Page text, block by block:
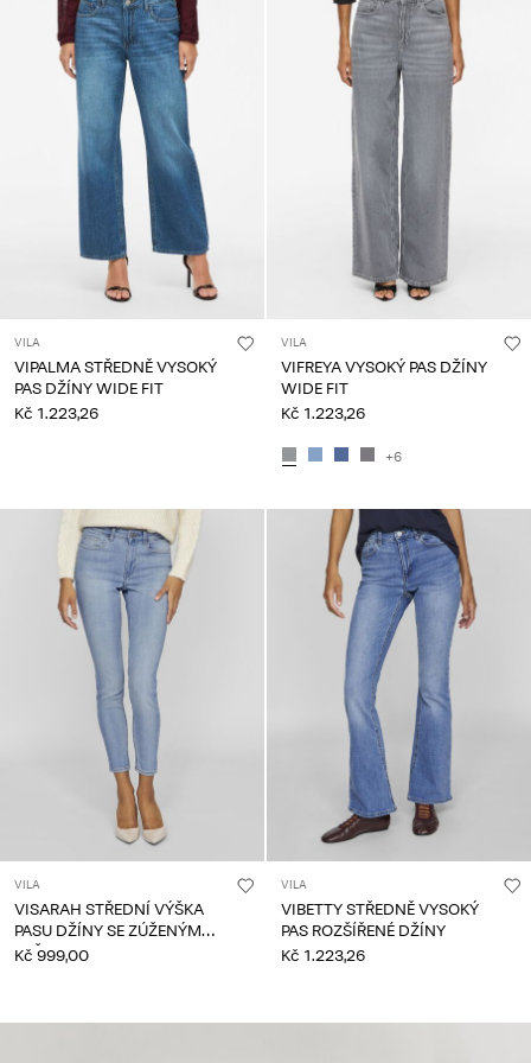
VILA
VIPALMA STŘEDNĚ VYSOKÝ
PAS DŽÍNY WIDE FIT
Kč 1.223,26
VILA
VIFREYA VYSOKÝ PAS DŽÍNY
WIDE FIT
Kč 1.223,26
+6
VILA
VISARAH STŘEDNÍ VÝŠKA
PASU DŽÍNY SE ZÚŽENÝM
STŘIHEM
Kč 999,00
VILA
VIBETTY STŘEDNĚ VYSOKÝ
PAS ROZŠÍŘENÉ DŽÍNY
Kč 1.223,26